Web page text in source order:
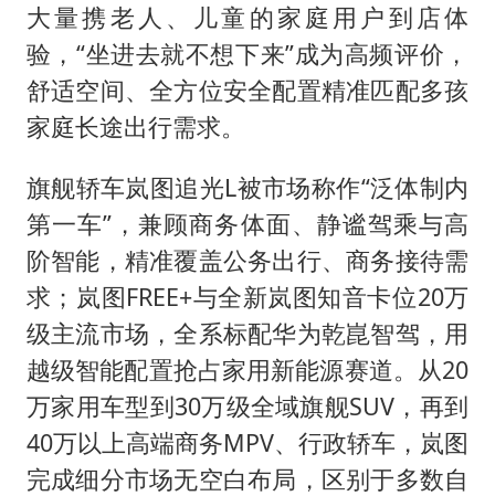
大量携老人、儿童的家庭用户到店体
验，“坐进去就不想下来”成为高频评价，
舒适空间、全方位安全配置精准匹配多孩
家庭长途出行需求。
旗舰轿车岚图追光L被市场称作“泛体制内
第一车”，兼顾商务体面、静谧驾乘与高
阶智能，精准覆盖公务出行、商务接待需
求；岚图FREE+与全新岚图知音卡位20万
级主流市场，全系标配华为乾崑智驾，用
越级智能配置抢占家用新能源赛道。从20
万家用车型到30万级全域旗舰SUV，再到
40万以上高端商务MPV、行政轿车，岚图
完成细分市场无空白布局，区别于多数自